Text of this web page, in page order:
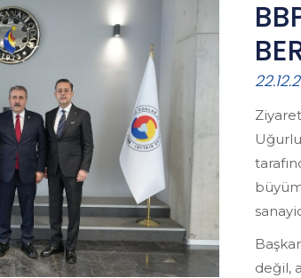
değil,